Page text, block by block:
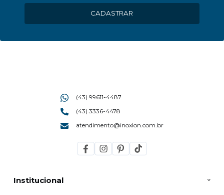
CADASTRAR
Institucional
(43) 99611-4487
(43) 3336-4478
atendimento@inoxlon.com.br